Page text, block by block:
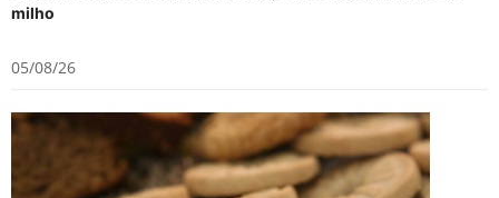
milho
05/08/26